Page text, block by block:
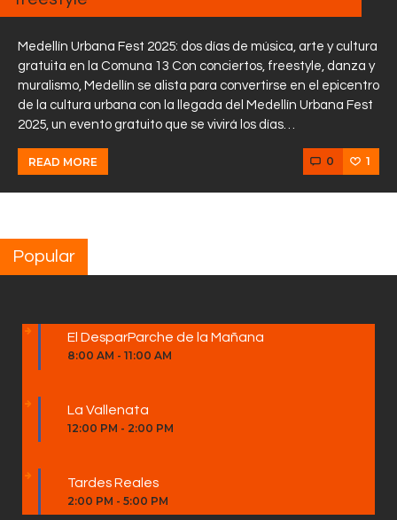
Medellín Urbana Fest 2025: dos días de música, arte y cultura
gratuita en la Comuna 13 Con conciertos, freestyle, danza y
muralismo, Medellín se alista para convertirse en el epicentro
de la cultura urbana con la llegada del Medellín Urbana Fest
2025, un evento gratuito que se vivirá los días…
READ MORE 0 1
Popular
El DesparParche de la Mañana
8:00 AM - 11:00 AM
La Vallenata
12:00 PM - 2:00 PM
Tardes Reales
2:00 PM - 5:00 PM